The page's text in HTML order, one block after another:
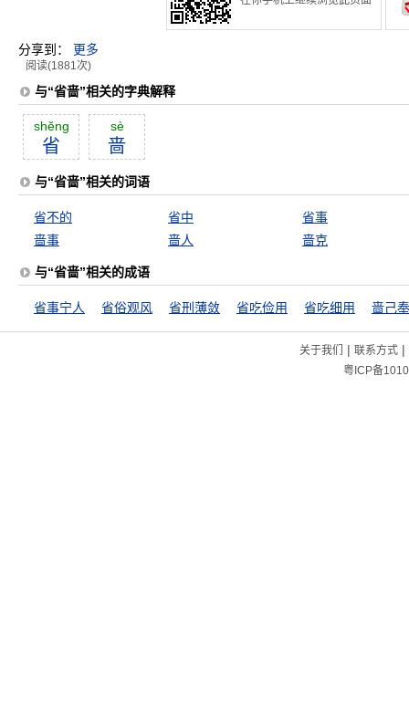
分享到： 更多
阅读(1881次)
与“省啬”相关的字典解释
shĕng
省
sè
啬
与“省啬”相关的词语
省不的 省中
省事
啬事
啬人 啬克
与“省啬”相关的成语
省事宁人 省俗观风 省刑薄敛 省吃俭用 省吃细用 啬己
关于我们 | 联系方式|
粤ICP备